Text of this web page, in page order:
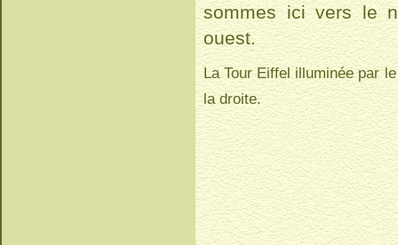
sommes ici vers le
ouest.
La Tour Eiffel illuminée par
la droite.